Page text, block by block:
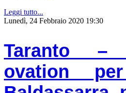
Leggi tutto...
Lunedì, 24 Febbraio 2020 19:30
Taranto –
ovation